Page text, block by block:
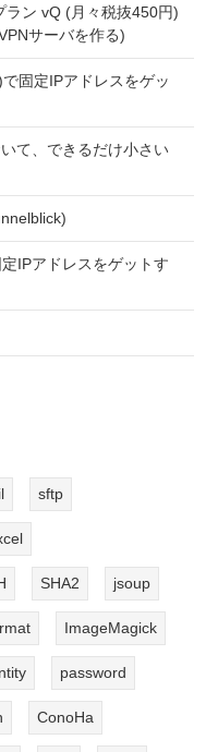
ン vQ (月々税抜450円)
サーバを作る)
固定IPアドレスをゲッ
て、できるだけ小さい
IPアドレスをゲットす
sftp
SHA2 jsoup
ImageMagick
password
ConoHa